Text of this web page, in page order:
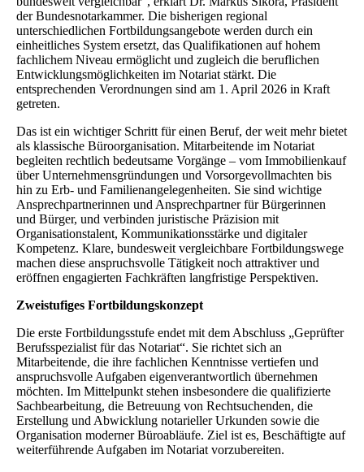
der Bundesnotarkammer. Die bisherigen regional
unterschiedlichen Fortbildungsangebote werden durch ein
einheitliches System ersetzt, das Qualifikationen auf hohem
fachlichem Niveau ermöglicht und zugleich die beruflichen
Entwicklungsmöglichkeiten im Notariat stärkt. Die
entsprechenden Verordnungen sind am 1. April 2026 in Kraft
getreten.
Das ist ein wichtiger Schritt für einen Beruf, der weit mehr bietet
als klassische Büroorganisation. Mitarbeitende im Notariat
begleiten rechtlich bedeutsame Vorgänge – vom Immobilienkauf
über Unternehmensgründungen und Vorsorgevollmachten bis
hin zu Erb- und Familienangelegenheiten. Sie sind wichtige
Ansprechpartnerinnen und Ansprechpartner für Bürgerinnen
und Bürger, und verbinden juristische Präzision mit
Organisationstalent, Kommunikationsstärke und digitaler
Kompetenz. Klare, bundesweit vergleichbare Fortbildungswege
machen diese anspruchsvolle Tätigkeit noch attraktiver und
eröffnen engagierten Fachkräften langfristige Perspektiven.
Zweistufiges Fortbildungskonzept
Die erste Fortbildungsstufe endet mit dem Abschluss „Geprüfter
Berufsspezialist für das Notariat“. Sie richtet sich an
Mitarbeitende, die ihre fachlichen Kenntnisse vertiefen und
anspruchsvolle Aufgaben eigenverantwortlich übernehmen
möchten. Im Mittelpunkt stehen insbesondere die qualifizierte
Sachbearbeitung, die Betreuung von Rechtsuchenden, die
Erstellung und Abwicklung notarieller Urkunden sowie die
Organisation moderner Büroabläufe. Ziel ist es, Beschäftigte auf
weiterführende Aufgaben im Notariat vorzubereiten.